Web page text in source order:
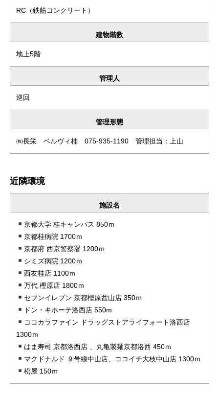
RC（鉄筋コンクリート）
建物階数
地上5階
管理人
巡回
管理形態
㈱長栄 ベルヴィ桂 075-935-1190 管理担当：上山
近隣環境
施設名
京都大学 桂キャンパス 850ｍ
京都桂病院 1700ｍ
京都府 西京警察署 1200ｍ
シミズ病院 1200ｍ
西友桂店 1100ｍ
万代 樫原店 1800ｍ
セブンイレブン 京都樫原盆山店 350ｍ
ドン・キホーテ洛西店 550m
ココカラファイン ドラッグストアライフォート洛西店
1300ｍ
はま寿司 京都洛西店 、丸亀製麺京都洛西 450ｍ
マクドナルド ９号線中山店、ココイチ大枝中山店 1300ｍ
松屋 150ｍ